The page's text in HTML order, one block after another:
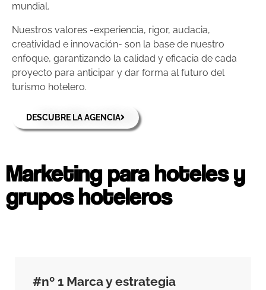
mundial.
Nuestros valores -experiencia, rigor, audacia,
creatividad e innovación- son la base de nuestro
enfoque, garantizando la calidad y eficacia de cada
proyecto para anticipar y dar forma al futuro del
turismo hotelero.
DESCUBRE LA AGENCIA
Marketing para hoteles y
grupos hoteleros
#nº 1 Marca y estrategia